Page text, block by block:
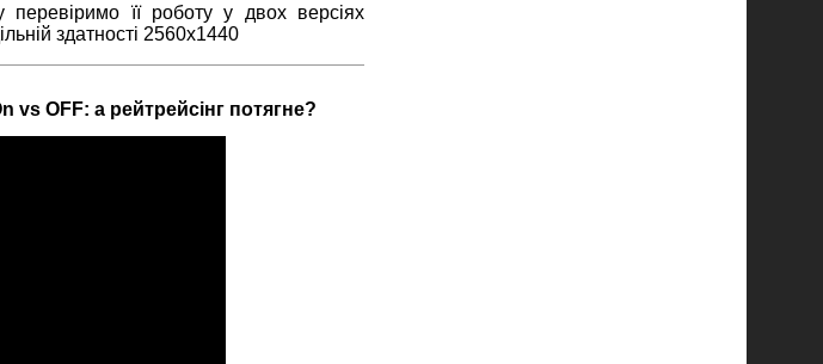
її роботу у двох версіях
здатності 2560х1440
vs OFF: а рейтрейсінг потягне?